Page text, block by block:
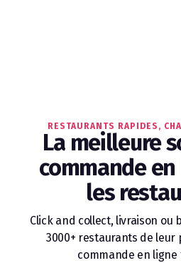
RESTAURANTS RAPIDES,
La meilleure
commande
les
Click and collect, livraison ou
3000+ restaurants de leur
commande en